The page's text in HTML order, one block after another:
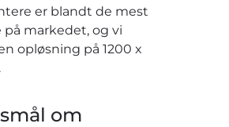
er blandt de mest
markedet, og vi
opløsning på 1200 x
om